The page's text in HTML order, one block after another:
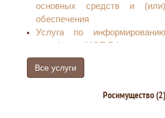
основных средств и (или)
обеспечения
Услуга по
платформе МСП.РФ
Все услуги
Росимущество (2)